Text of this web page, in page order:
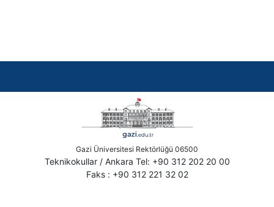
Gazi Üniversitesi Rektörlüğü 06500
Teknikokullar / Ankara Tel: +90 312 202 20 00
Faks : +90 312 221 32 02